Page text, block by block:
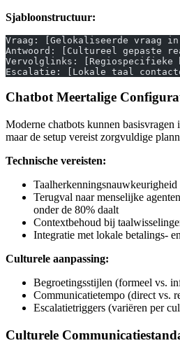
Sjabloonstructuur:
Vraag: [Gelokaliseerde vraag
Antwoord: [Cultureel gepaste
Vervolglinks: [Regiospecifieke
Escalatie: [Lokale taal
Chatbot Meertalige
Moderne chatbots kunnen basisvragen
maar de setup vereist zorgvuldige
Technische vereisten:
Terugval naar menselijke
onder de 80% daalt
Contextbehoud bij
Integratie met lokale betalings-
Culturele aanpassing:
Begroetingsstijlen (formeel vs.
Communicatietempo (direct vs.
Escalatietriggers (variëren per
Culturele